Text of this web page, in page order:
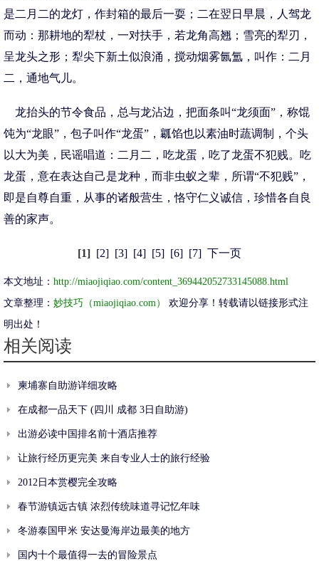
是二月二的龙灯，作封箱的最后一耍；二在翌日早晨，人驾龙
而动：那耕地的犁杖，一对扶手，若龙角高翘；雪亮的犁刃，
呈龙头之形；犁尖下新土似浪涌，搅动烟雾氤氲，叫作：二月
二，通地气儿。
龙抬头的节令食品，总与龙沾边，把面条叫“龙须面”，称馄
饨为“龙眼”，包子叫作“龙蛋”，瓤馅也以素油时蔬调制，个头
以大为美，民谣唱道：二月二，吃龙蛋，吃了龙蛋不犯贱。吃
龙蛋，意在表达自己是龙种，而非虫蚁之辈，所谓“不犯贱”，
即是自尊自重，从事的诸般营生，恪守仁义诚信，珍惜各自良
善的家声。
[1] [2] [3] [4] [5] [6] [7] 下一页
本文地址： http://miaojiqiao.com/content_369442052733145088.html
文章整理： 妙技巧（miaojiqiao.com）
欢迎分享！转载请以链接形式注
明出处！
相关阅读
柬埔寨自助游详细攻略
在成都一品天下 (四川 成都 3日自助游)
出游必读中国排名前十酒店推荐
让旅行经历更完美 来自专业人士的旅行经验
2012日本赏樱完全攻略
春节游镇远古镇 浓烈传统味道寻记忆年味
冬游泰国甲米 安达曼海岸边最美的地方
国内十个最值得一去的冒险景点